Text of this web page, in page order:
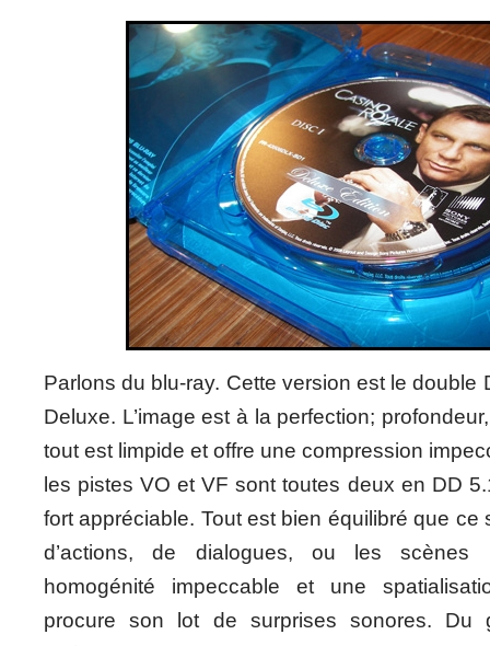
Parlons du blu-ray. Cette version est le double
Deluxe. L’image est à la perfection;
tout est limpide et offre une compression
les pistes VO et VF sont toutes deux en DD
fort appréciable. Tout est bien équilibré que ce
d’actions, de dialogues, ou les scènes
homogénité impeccable et une
procure son lot de surprises sonores. Du